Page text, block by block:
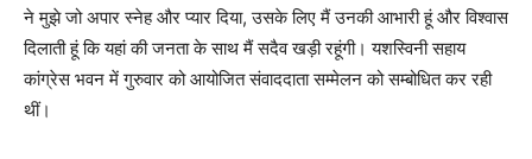
ने मुझे जो अपार स्नेह और प्यार दिया, उसके लिए मैं उनकी आभारी हूं और विश्वास
दिलाती हूं कि यहां की जनता के साथ मैं सदैव खड़ी रहूंगी। यशस्विनी सहाय
कांग्रेस भवन में गुरुवार को आयोजित संवाददाता सम्मेलन को सम्बोधित कर रही
थीं।